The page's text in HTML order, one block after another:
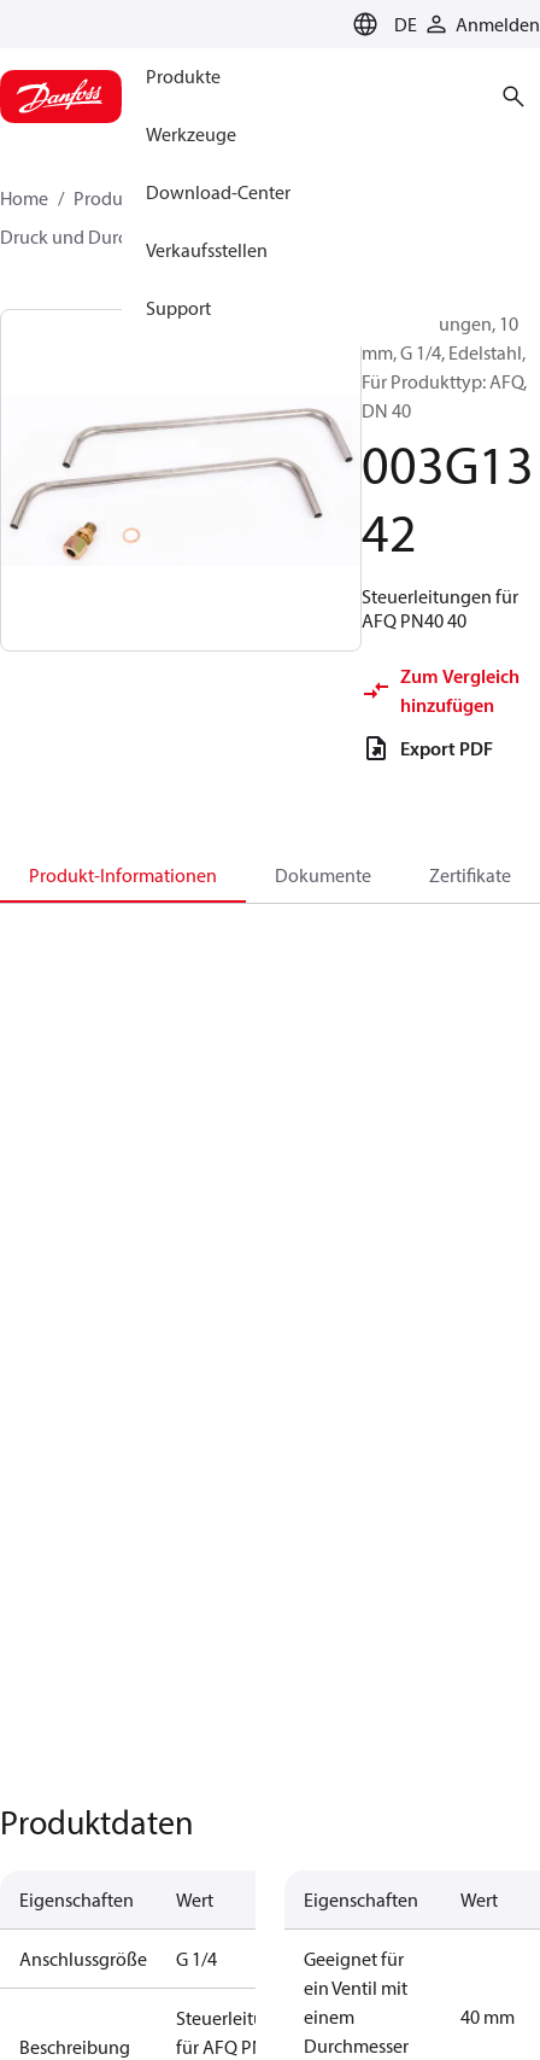
DE Anmelden
Produkte
Werkzeuge
Download-Center
Verkaufsstellen
Support
Home Produkte
Lösung für Wärmetechnik
Druck und Durchflussregler
Steuerleitungen, 10
mm, G 1/4, Edelstahl,
Für Produkttyp: AFQ,
DN 40
003G13
42
Steuerleitungen für
AFQ PN40 40
Zum Vergleich
hinzufügen
Export PDF
Produkt-Informationen Dokumente Zertifikate
Produktdaten
Eigenschaften Wert
Anschlussgröße G 1/4
Beschreibung
Steuerleitungen
für AFQ PN40
Eigenschaften Wert
Geeignet für
ein Ventil mit
einem
Durchmesser
40 mm